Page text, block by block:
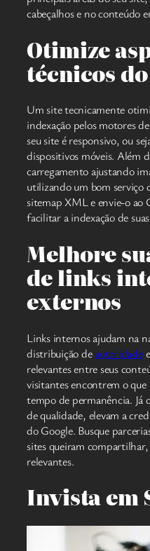
cabeçalhos e no conteúdo
Otimize
técnicos
Um site tecnicamente
indexação pelos motores
seu site é responsivo, ou
dispositivos móveis. Além
carregamento ajustando
utilizando um bom serviço
sitemap XML e envie-o ao
facilitar a indexação de
Melhore
de links
externos
Links internos ajudam na
distribuição deautoridade
relevantes entre seus
visitantes encontrem o
tempo de permanência. Já
de qualidade, elevam a
do Google. Busque
sites queiram
relevantes.
Invista em